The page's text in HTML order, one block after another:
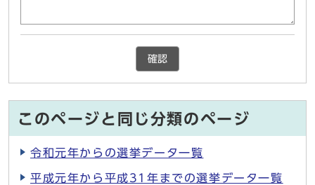
確認
このページと同じ分類のページ
令和元年からの選挙データ一覧
平成元年から平成31年までの選挙データ一覧